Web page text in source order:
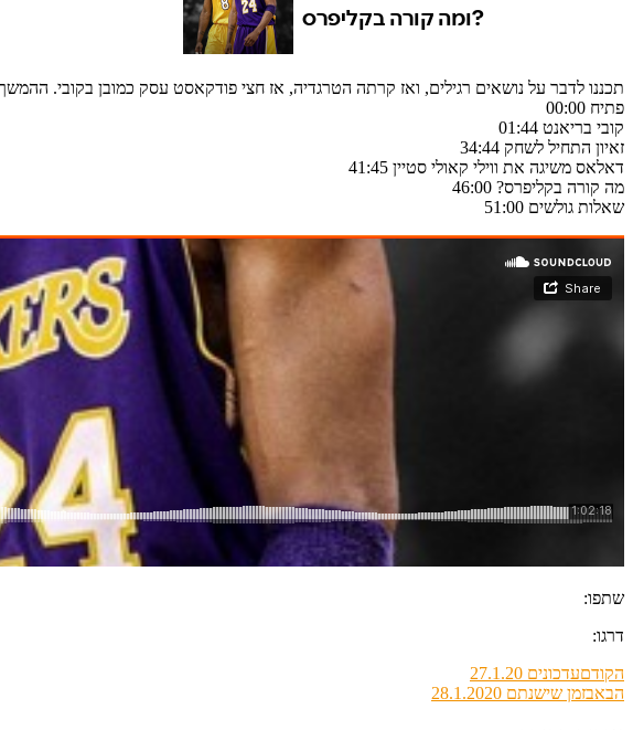
תכננו לדבר על נושאים רגילים, ואז קרתה הטרגדיה, אז חצי פודקאסט עסק כמובן בקובי.
פתיח 00:00
קובי בריאנט 01:44
זאיון התחיל לשחק 34:44
דאלאס משיגה את ווילי קאולי סטיין 41:45
מה קורה בקליפרס? 46:00
שאלות גולשים 51:00
שתפו:
דרגו:
הקודםעדכונים 27.1.20
הבאבזמן שישנתם 28.1.2020